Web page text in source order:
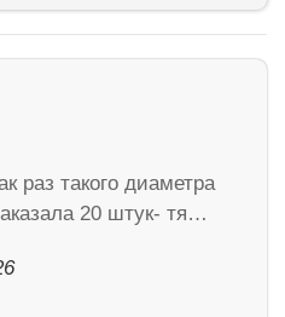
раз такого диаметра
20 штук- тя…